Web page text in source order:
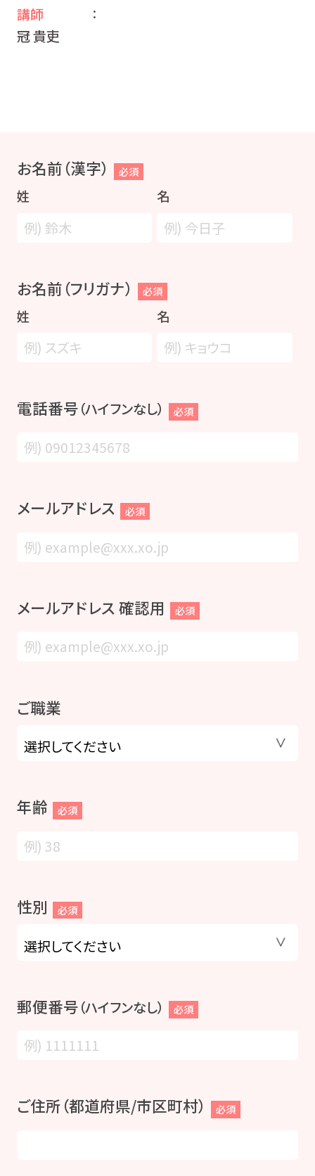
講師 ：
冠 貴吏
お名前（漢字） 必須
姓 名
お名前（フリガナ） 必須
姓 名
電話番号（ハイフンなし） 必須
メールアドレス 必須
メールアドレス 確認用 必須
ご職業
年齢 必須
性別 必須
郵便番号（ハイフンなし） 必須
ご住所（都道府県/市区町村） 必須